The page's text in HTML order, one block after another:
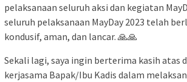
pelaksanaan seluruh aksi dan kegiatan
seluruh pelaksanaan MayDay 2023 telah
kondusif, aman, dan lancar. 🙏🙏
Sekali lagi, saya ingin berterima kasih atas
kerjasama Bapak/Ibu Kadis dalam